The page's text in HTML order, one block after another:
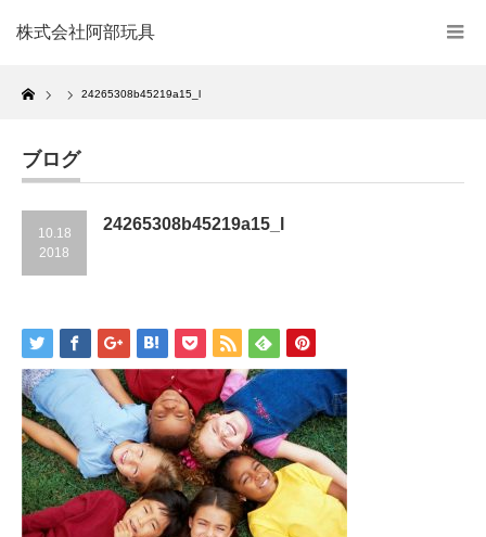
株式会社阿部玩具
Home
24265308b45219a15_l
ブログ
10.18
2018
24265308b45219a15_l